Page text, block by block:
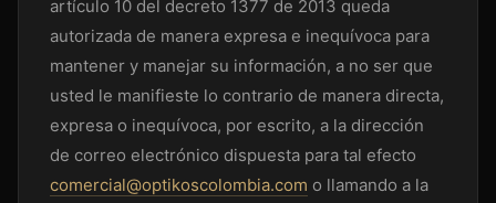
artículo 10 del decreto 1377 de 2013 queda
autorizada de manera expresa e inequívoca para
mantener y manejar su información, a no ser que
usted le manifieste lo contrario de manera directa,
expresa o inequívoca, por escrito, a la dirección
de correo electrónico dispuesta para tal efecto
comercial@optikoscolombia.com o llamando a la